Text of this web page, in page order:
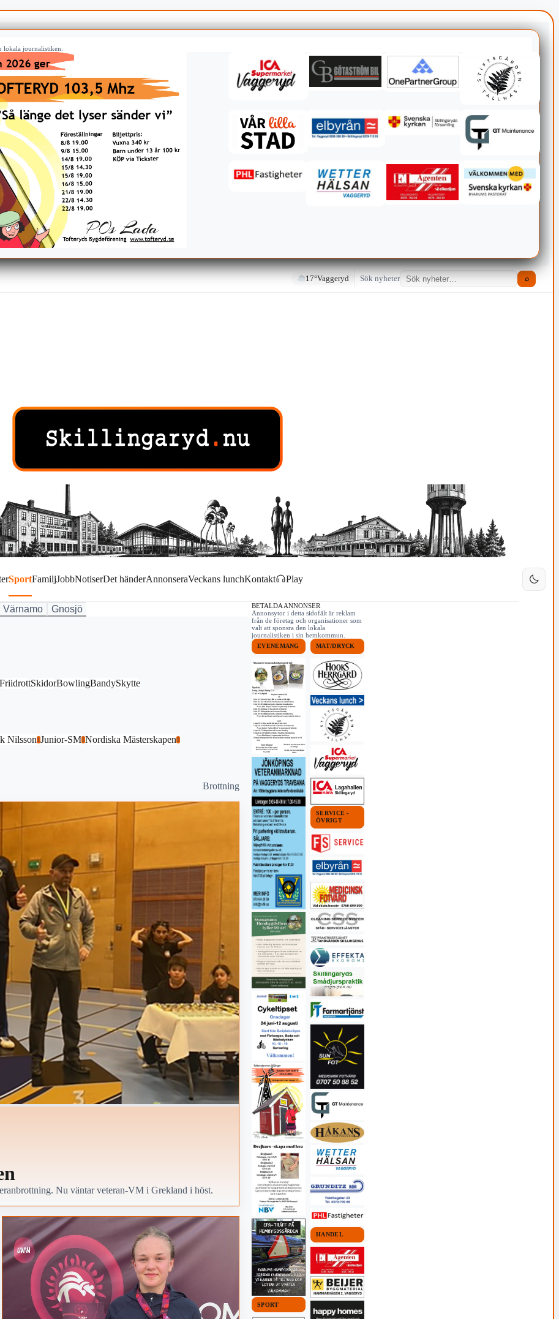
lokala journalistiken.
17°Vaggeryd Sök nyheter ⌕
SportFamiljJobbNotiserDet händerAnnonseraVeckans lunchKontakt Play
Värnamo Gnosjö
FriidrottSkidorBowlingBandySkytte
Nilsson1Junior-SM1Nordiska Mästerskapen1
Brottning
Nu väntar veteran-VM i Grekland i höst.
BETALDA ANNONSER
Annonsytor i detta sidofält är reklam
från de företag och organisationer som
valt att sponsra den lokala
journalistiken i sin hemkommun.
EVENEMANG
SPORT
MAT/DRYCK
SERVICE -
ÖVRIGT
HANDEL